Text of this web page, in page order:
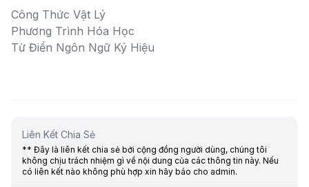
Công Thức Vật Lý
Phương Trình Hóa Học
Từ Điển Ngôn Ngữ Ký Hiệu
Liên Kết Chia Sẻ
** Đây là liên kết chia sẻ bới cộng đồng người dùng, chúng tôi
không chịu trách nhiệm gì về nội dung của các thông tin này. Nếu
có liên kết nào không phù hợp xin hãy báo cho admin.